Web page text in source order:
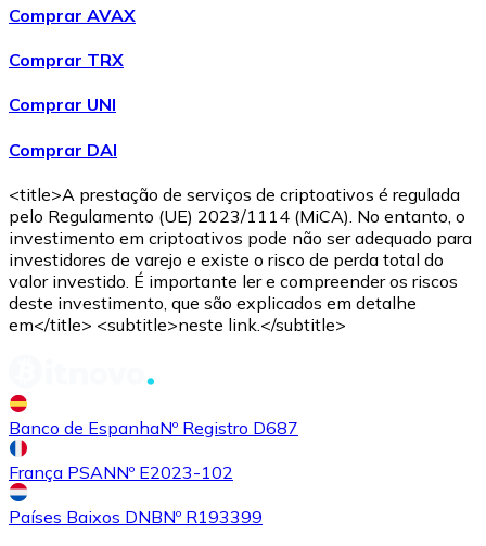
USD Coin
USDC
Comprar AVAX
Comprar TRX
Comprar UNI
Comprar DAI
<title>A prestação de serviços de criptoativos é regulada
pelo Regulamento (UE) 2023/1114 (MiCA). No entanto, o
investimento em criptoativos pode não ser adequado para
investidores de varejo e existe o risco de perda total do
valor investido. É importante ler e compreender os riscos
deste investimento, que são explicados em detalhe
em</title> <subtitle>neste link.</subtitle>
Banco de EspanhaNº Registro D687
França PSANNº E2023-102
Países Baixos DNBNº R193399